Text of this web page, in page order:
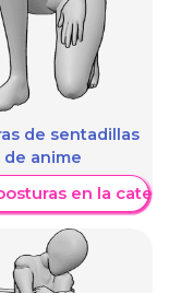
de sentadillas
de anime
en la